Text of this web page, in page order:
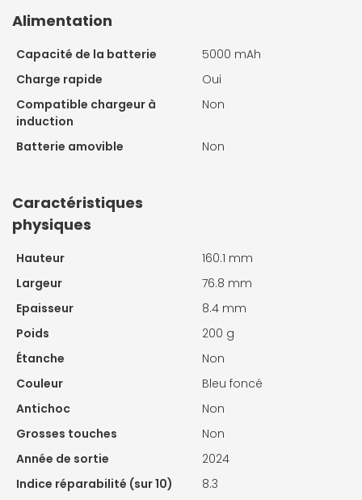
Alimentation
Capacité de la batterie
5000 mAh
Charge rapide
Oui
Compatible chargeur à
induction
Non
Batterie amovible Non
Caractéristiques
physiques
Hauteur
160.1 mm
Largeur
76.8 mm
Epaisseur
8.4 mm
Poids
200 g
Étanche
Non
Couleur
Bleu foncé
Antichoc
Non
Grosses touches
Non
Année de sortie
2024
Indice réparabilité (sur 10)
8.3